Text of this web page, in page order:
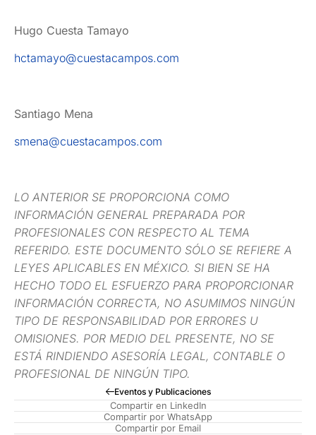
Eventos y Publicaciones
Compartir en LinkedIn
Compartir por WhatsApp
Compartir por Email
Hugo Cuesta Tamayo
hctamayo@cuestacampos.com
Santiago Mena
smena@cuestacampos.com
LO ANTERIOR SE PROPORCIONA COMO
INFORMACIÓN GENERAL PREPARADA POR
PROFESIONALES CON RESPECTO AL TEMA
REFERIDO. ESTE DOCUMENTO SÓLO SE REFIERE A
LEYES APLICABLES EN MÉXICO. SI BIEN SE HA
HECHO TODO EL ESFUERZO PARA PROPORCIONAR
INFORMACIÓN CORRECTA, NO ASUMIMOS NINGÚN
TIPO DE RESPONSABILIDAD POR ERRORES U
OMISIONES. POR MEDIO DEL PRESENTE, NO SE
ESTÁ RINDIENDO ASESORÍA LEGAL, CONTABLE O
PROFESIONAL DE NINGÚN TIPO.